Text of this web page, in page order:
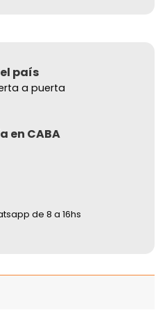
país
a puerta
en CABA
de 8 a 16hs